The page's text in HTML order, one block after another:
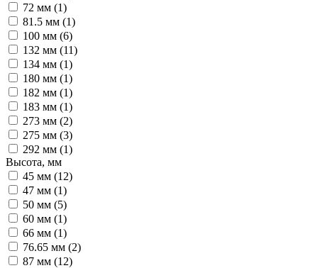
72 мм (1)
81.5 мм (1)
100 мм (6)
132 мм (11)
134 мм (1)
180 мм (1)
182 мм (1)
183 мм (1)
273 мм (2)
275 мм (3)
292 мм (1)
Высота, мм
45 мм (12)
47 мм (1)
50 мм (5)
60 мм (1)
66 мм (1)
76.65 мм (2)
87 мм (12)